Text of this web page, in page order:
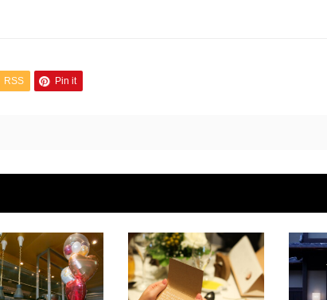
RSS Pin it